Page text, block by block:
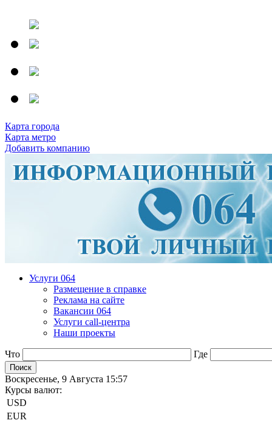
Карта города
Карта метро
Добавить компанию
Услуги 064
Размещение в справке
Реклама на сайте
Вакансии 064
Услуги call-центра
Наши проекты
Что Где
Воскресенье, 9 Августа 15:57
Курсы валют:
USD
EUR